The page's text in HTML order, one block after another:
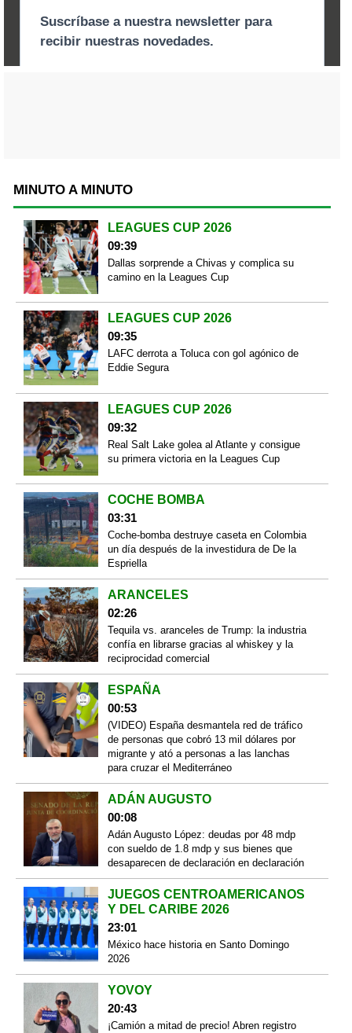
MINUTO A MINUTO
LEAGUES CUP 2026
09:39
Dallas sorprende a Chivas y complica su
camino en la Leagues Cup
LEAGUES CUP 2026
09:35
LAFC derrota a Toluca con gol agónico de
Eddie Segura
LEAGUES CUP 2026
09:32
Real Salt Lake golea al Atlante y consigue
su primera victoria en la Leagues Cup
COCHE BOMBA
03:31
Coche-bomba destruye caseta en Colombia
un día después de la investidura de De la
Espriella
ARANCELES
02:26
Tequila vs. aranceles de Trump: la industria
confía en librarse gracias al whiskey y la
reciprocidad comercial
ESPAÑA
00:53
(VIDEO) España desmantela red de tráfico
de personas que cobró 13 mil dólares por
migrante y ató a personas a las lanchas
para cruzar el Mediterráneo
ADÁN AUGUSTO
00:08
Adán Augusto López: deudas por 48 mdp
con sueldo de 1.8 mdp y sus bienes que
desaparecen de declaración en declaración
JUEGOS CENTROAMERICANOS
Y DEL CARIBE 2026
23:01
México hace historia en Santo Domingo
2026
YOVOY
20:43
¡Camión a mitad de precio! Abren registro